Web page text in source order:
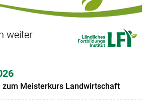
weiter
zum Meisterkurs Landwirtschaft